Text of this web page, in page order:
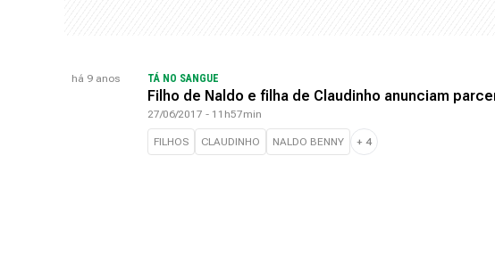
há 9 anos TÁ NO SANGUE
Filho de Naldo e filha de Claudinho anunciam
27/06/2017 - 11h57min
FILHOS CLAUDINHO NALDO BENNY + 4